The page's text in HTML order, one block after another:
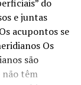
da
constante
Orlando
do
e juntas
acupontos se
Os
são
não têm